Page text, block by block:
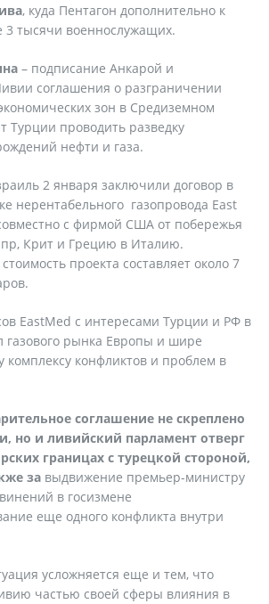
, куда Пентагон дополнительно к
3 тысячи военнослужащих.
– подписание Анкарой и
соглашения о разграничении
зон в Средиземном
Турции проводить разведку
нефти и газа.
2 января заключили договор в
нерентабельного газопровода East
с фирмой США от побережья
Крит и Грецию в Италию.
проекта составляет около 7
EastMed с интересами Турции и РФ в
газового рынка Европы и шире
комплексу конфликтов и проблем в
соглашение не скреплено
но и ливийский парламент отверг
границах с турецкой стороной,
за выдвижение премьер-министру
в госизмене
еще одного конфликта внутри
усложняется еще и тем, что
частью своей сферы влияния в